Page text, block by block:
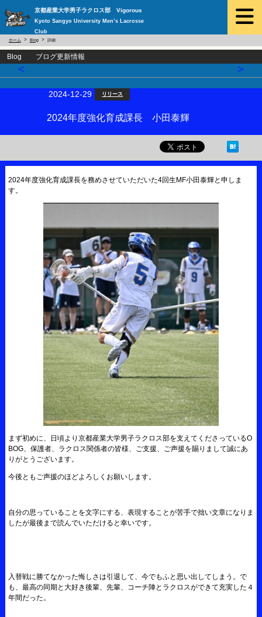
京都産業大学男子ラクロス部 Vigorous
Kyoto Sangyo University Men’s Lacrosse
Club
ホーム Blog 詳細
Blog ブログ更新情報
< >
2024-12-29 リリース
2024年度強化育成課長 小田泰輝
2024年度強化育成課長を務めさせていただいた4回生MF小田泰輝と申しま
す。
まず初めに、日頃より京都産業大学男子ラクロス部を支えてくださっているO
BOG、保護者、ラクロス関係者の皆様、ご支援、ご声援を賜りまして誠にあ
りがとうございます。
今後ともご声援のほどよろしくお願いします。
自分の思っていることを文字にする、表現することが苦手で拙い文章になりま
したが最後まで読んでいただけると幸いです。
入替戦に勝てなかった悔しさは引退して、今でもふと思い出してしまう。で
も、最高の同期と大好き後輩、先輩、コーチ陣とラクロスができて充実した４
年間だった。